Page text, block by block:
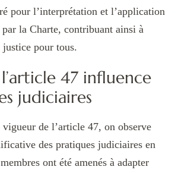
pour l’interprétation et l’application
la Charte, contribuant ainsi à
justice pour tous.
47 influence
judiciaires
vigueur de l’article 47, on observe
des pratiques judiciaires en
ont été amenés à adapter